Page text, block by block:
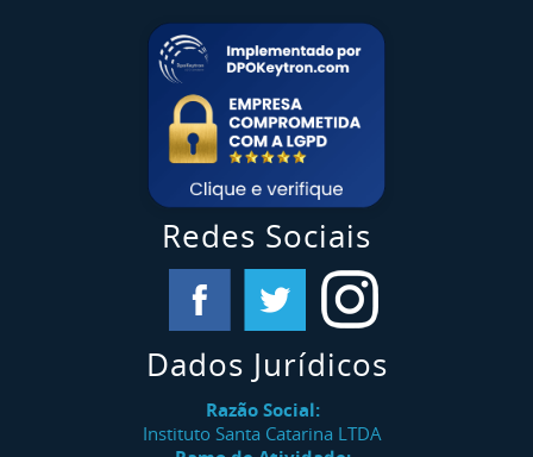
Redes Sociais
Dados Jurídicos
Razão Social:
Instituto Santa Catarina LTDA